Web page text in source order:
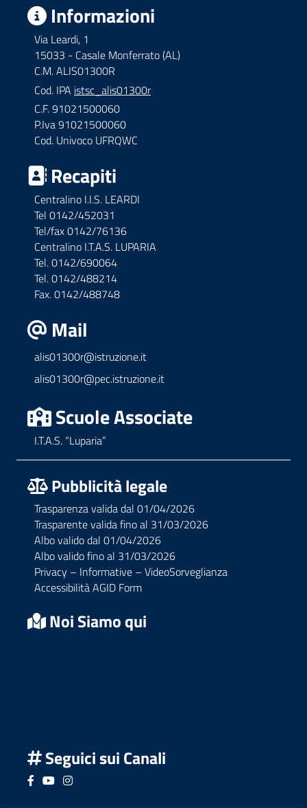
Informazioni
Via Leardi, 1
15033 - Casale Monferrato (AL)
C.M. ALIS01300R
Cod. IPA istsc_alis01300r
C.F. 91021500060
P.Iva 91021500060
Cod. Univoco UFRQWC
Recapiti
Centralino I.I.S. LEARDI
Tel 0142/452031
Tel/fax 0142/76136
Centralino I.T.A.S. LUPARIA
Tel. 0142/690064
Tel. 0142/488214
Fax. 0142/488748
Mail
alis01300r@istruzione.it
alis01300r@pec.istruzione.it
Scuole Associate
I.T.A.S. “Luparia”
Pubblicità legale
Trasparenza valida dal 01/04/2026
Trasparente valida fino al 31/03/2026
Albo valido dal 01/04/2026
Albo valido fino al 31/03/2026
Privacy – Informative – VideoSorveglianza
Accessibilità AGID Form
Noi Siamo qui
Seguici sui Canali
Seguici su Facebook
Seguici su YouTube
Seguici su Instagram